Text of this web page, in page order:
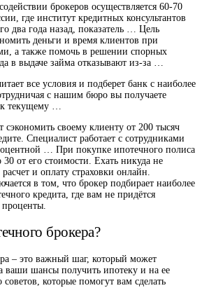
брокеров осуществляется 60-70
где институт кредитных консультантов
два года назад, показатель … Цель
деньги и время клиентов при
а также помочь в решении спорных
в выдаче займа отказывают из-за …
все условия и подберет банк с наиболее
с нашим бюро вы получаете
текущему …
своему клиенту от 200 тысяч
Специалист работает с сотрудниками
… При покупке ипотечного полиса
от его стоимости. Ехать никуда не
и оплату страховки онлайн.
в том, что брокер подбирает наиболее
кредита, где вам не придётся
брокера?
– это важный шаг, который может
ваши шансы получить ипотеку и на ее
советов, которые помогут вам сделать